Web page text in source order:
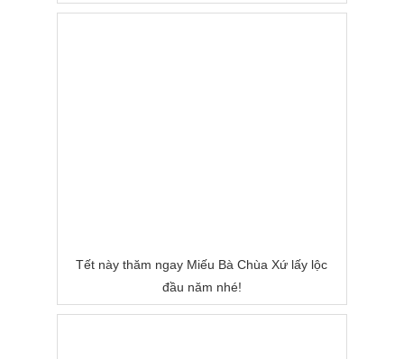
Nước
Tết này thăm ngay Miếu Bà Chùa Xứ lấy lộc
đầu năm nhé!